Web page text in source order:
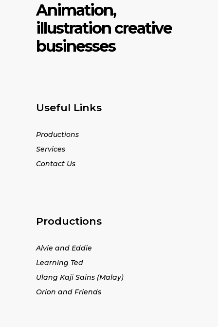
Animation,
illustration creative
businesses
Useful Links
Productions
Services
Contact Us
Productions
Alvie and Eddie
Learning Ted
Ulang Kaji Sains (Malay)
Orion and Friends